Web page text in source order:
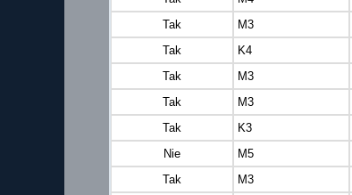
Tak
M3
Tak
K4
Tak
M3
Tak
M3
Tak
K3
Nie
M5
Tak
M3